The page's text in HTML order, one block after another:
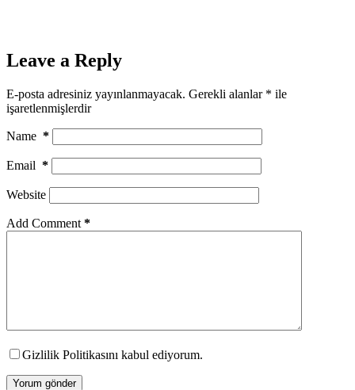
Leave a Reply
E-posta adresiniz yayınlanmayacak. Gerekli alanlar * ile
işaretlenmişlerdir
Name *
Email *
Website
Add Comment *
Gizlilik Politikasını kabul ediyorum.
Yorum gönder